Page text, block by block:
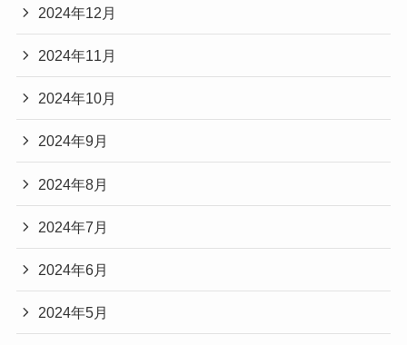
2024年12月
2024年11月
2024年10月
2024年9月
2024年8月
2024年7月
2024年6月
2024年5月